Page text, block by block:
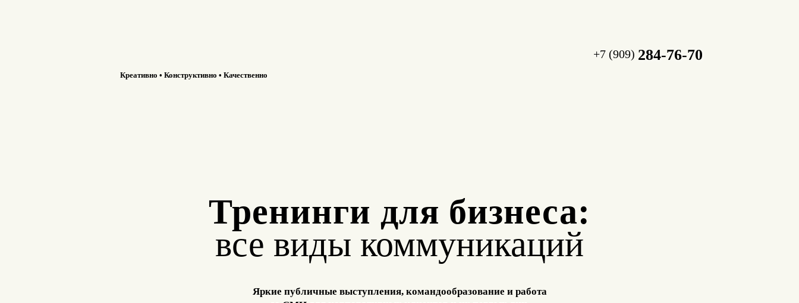
Креативно • Конструктивно • Качественно
+7 (909) 284-76-70
Тренинги для бизнеса:
все виды коммуникаций
Яркие публичные выступления, командообразование и работа